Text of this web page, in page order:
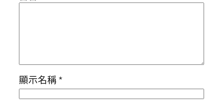
顯示名稱*